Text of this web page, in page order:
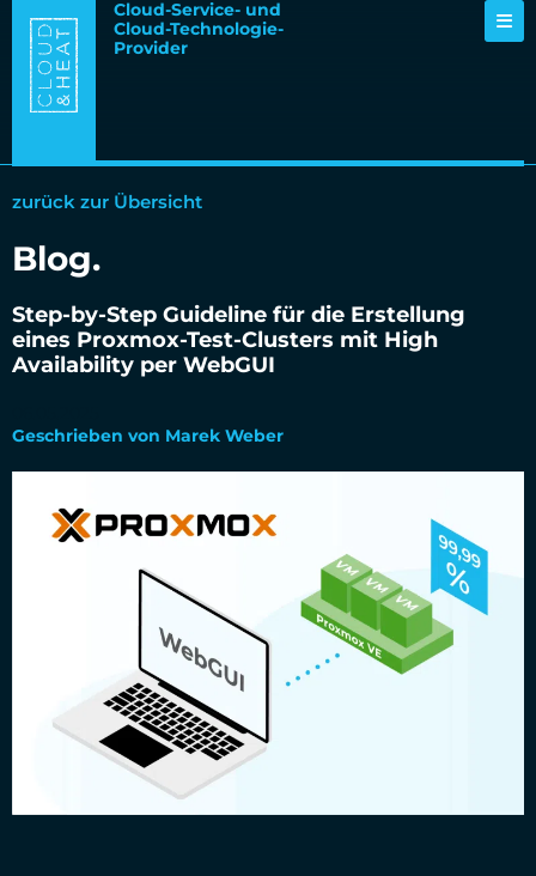
Cloud-Service- und
Cloud-Technologie-
Provider
zurück zur Übersicht
Blog.
Step-by-Step Guideline für die Erstellung
eines Proxmox-Test-Clusters mit High
Availability per WebGUI
Geschrieben von Marek Weber